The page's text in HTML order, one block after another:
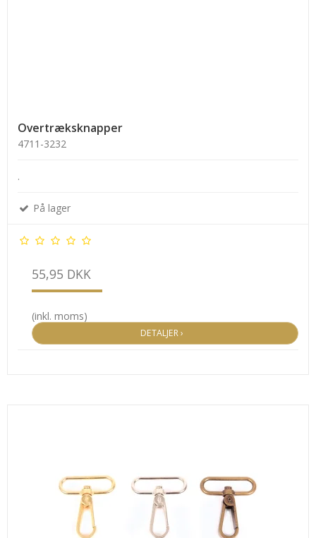
Overtræksknapper
4711-3232
.
På lager
55,95 DKK
(inkl. moms)
DETALJER ›